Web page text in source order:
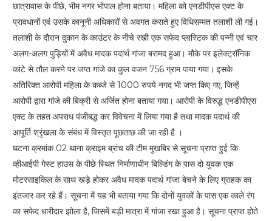
छात्रावास के पीछे, भीम नगर भोपाल होना बताया। महिला को एनडीपीएस एक्ट के
प्रावधानों एवं उसके कानूनी अधिकारों से अवगत कराते हुए विधिसम्मत तलाशी ली गई।
तलाशी के दौरान दुकान के काउंटर के नीचे रखी एक सफेद प्लास्टिक की पन्नी एवं चार
अलग-अलग पुड़ियों में अवैध मादक पदार्थ गांजा बरामद हुआ। मौके पर इलेक्ट्रॉनिक
कांटे से तौल करने पर जप्त गांजे का कुल वजन 756 ग्राम पाया गया। इसके
अतिरिक्त आरोपी महिला के कब्जे से 1000 रुपये नगद भी जप्त किए गए, जिन्हें
आरोपी द्वारा गांजे की बिक्री से अर्जित होना बताया गया। आरोपी के विरुद्ध एनडीपीएस
एक्ट के तहत अपराध पंजीबद्ध कर विवेचना में लिया गया है तथा मादक पदार्थ की
आपूर्ति श्रृंखला के संबंध में विस्तृत पूछताछ की जा रही है ।
घटना क्रमांक 02 थाना क्राइम ब्रांच की टीम मुखबिर से सूचना प्राप्त हुई कि
व्हीआईपी गेस्ट हाउस के पीछे स्थित निर्माणाधीन बिल्डिंग के पास दो युवक एक
मोटरसाइकिल के साथ खड़े होकर अवैध मादक पदार्थ गांजा बेचने के लिए ग्राहक का
इंतजार कर रहे हैं। सूचना में यह भी बताया गया कि दोनों युवकों के पास एक काले रंग
का सफेद धारीदार झोला है, जिसमें बड़ी मात्रा में गांजा रखा हुआ है। सूचना प्राप्त होते